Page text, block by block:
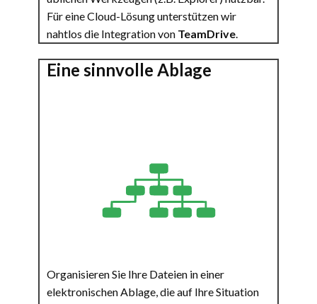
Für eine Cloud-Lösung unterstützen wir
nahtlos die Integration von TeamDrive.
Eine sinnvolle Ablage
Organisieren Sie Ihre Dateien in einer
elektronischen Ablage, die auf Ihre Situation